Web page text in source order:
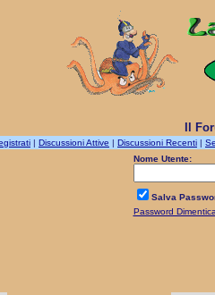
Il
| Discussioni Attive | Discussioni Recenti |
Nome Utente:
Salva
Password